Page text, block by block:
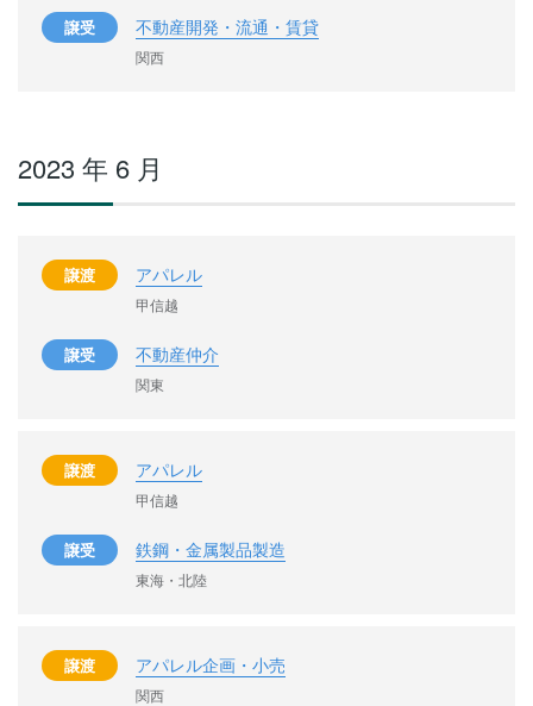
譲受 不動産開発・流通・賃貸
関西
2023 年 6 月
譲渡 アパレル
甲信越
譲受 不動産仲介
関東
譲渡 アパレル
甲信越
譲受 鉄鋼・金属製品製造
東海・北陸
譲渡 アパレル企画・小売
関西